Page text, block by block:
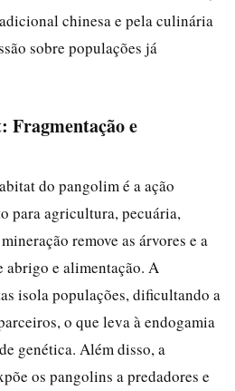
chinesa e pela culinária
sobre populações já
Fragmentação e
do pangolim é a ação
para agricultura, pecuária,
remove as árvores e a
abrigo e alimentação. A
isola populações, dificultando a
o que leva à endogamia
genética. Além disso, a
os pangolins a predadores e